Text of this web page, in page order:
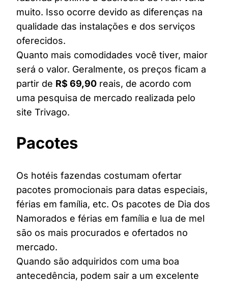
muito. Isso ocorre devido as diferenças na
qualidade das instalações e dos serviços
oferecidos.
Quanto mais comodidades você tiver, maior
será o valor. Geralmente, os preços ficam a
partir de R$ 69,90 reais, de acordo com
uma pesquisa de mercado realizada pelo
site Trivago.
Pacotes
Os hotéis fazendas costumam ofertar
pacotes promocionais para datas especiais,
férias em família, etc. Os pacotes de Dia dos
Namorados e férias em família e lua de mel
são os mais procurados e ofertados no
mercado.
Quando são adquiridos com uma boa
antecedência, podem sair a um excelente